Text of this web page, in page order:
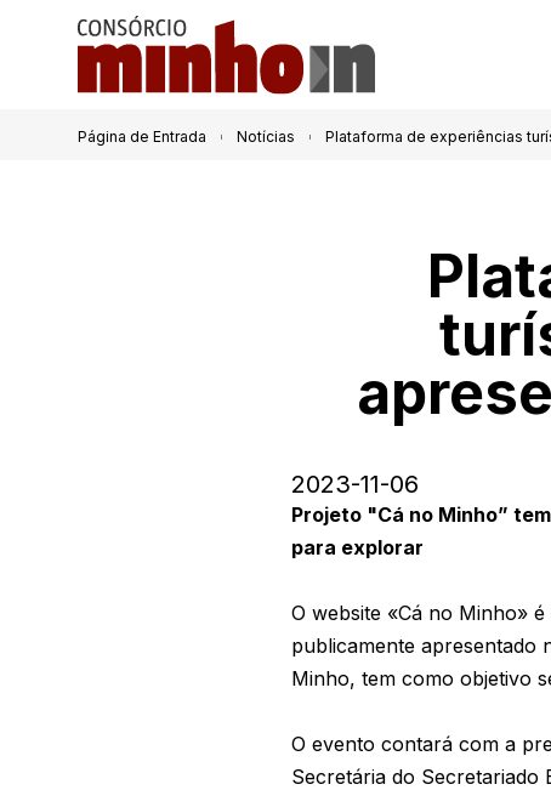
Página de Entrada Notícias Plataforma de experiências
2023-11-06
Projeto "Cá no Minho”
para explorar
O website «Cá no Minho»
publicamente apresentado
Minho, tem como objetivo
O evento contará com a
Secretária do Secretariado